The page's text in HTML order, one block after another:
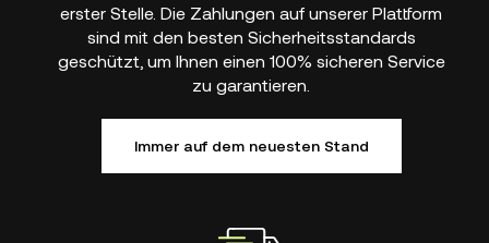
erster Stelle. Die Zahlungen auf unserer Plattform
sind mit den besten Sicherheitsstandards
geschützt, um Ihnen einen 100% sicheren Service
zu garantieren.
Immer auf dem neuesten Stand